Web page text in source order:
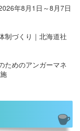
年8月1日～8月7日
制づくり｜北海道社
ためのアンガーマネ